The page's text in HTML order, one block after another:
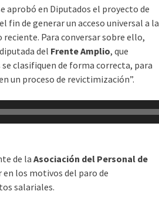
aprobó en Diputados el proyecto de
fin de generar un acceso universal a la
Para conversar sobre ello,
del Frente Amplio, que
clasifiquen de forma correcta, para
un proceso de revictimización”.
de la Asociación del Personal de
los motivos del paro de
salariales.